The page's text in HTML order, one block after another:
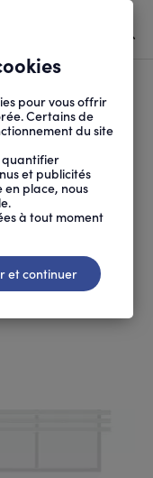
NAZAIRE : L’AR...
en
pour vous offrir
Certains de
du site
quantifier
et publicités
en place, nous
à tout moment
et continuer